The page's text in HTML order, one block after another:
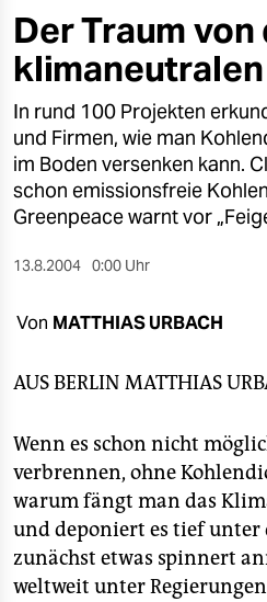
öko
gesellschaft
kultur
sport
berlin
nord
wahrheit
veranstaltungen
fragen & hilfe
unterstützen
Der Traum von
In rund 100 Projekten
und Firmen, wie man
im Boden versenken kann.
schon emissionsfreie
Greenpeace warnt vor
13.8.2004 0:00 Uhr
Von MATTHIAS URBACH
AUS BERLIN MATTHIAS
Wenn es schon nicht
verbrennen, ohne
warum fängt man das
und deponiert es tief unter
zunächst etwas spinnert
weltweit unter